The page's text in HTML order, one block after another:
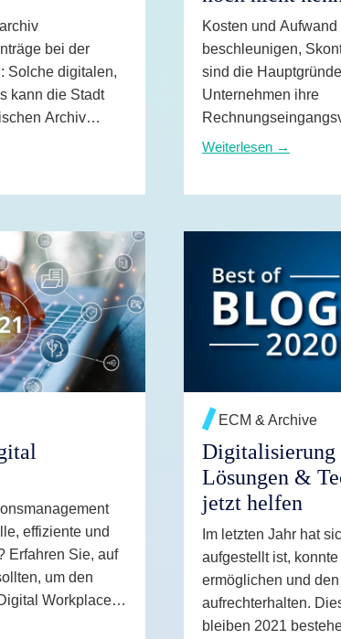
Integrationen
Deployment & Services
bei der
Solche digitalen,
kann die Stadt
Archiv
elektronischen
Kosten und
beschleunigen,
sind die
Unternehmen ihre
automatisieren
Weiterlesen →
→
effiziente und
Erfahren Sie, auf
um den
Workplace
ECM & Archive
Digitalisierung
Lösungen &
jetzt helfen
Im letzten Jahr hat
aufgestellt ist,
ermöglichen und
aufrechterhalten.
bleiben 2021